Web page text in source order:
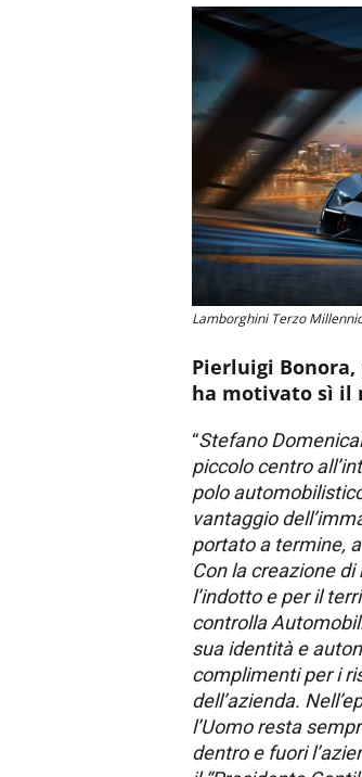
Lamborghini Terzo
Pierluigi
ha motivato sì il
“Stefano
piccolo centro
polo
vantaggio
portato a termine,
Con la creazione
l’indotto e per il
controlla
sua identità e
complimenti per i
dell’azienda.
l’Uomo resta
dentro e fuori